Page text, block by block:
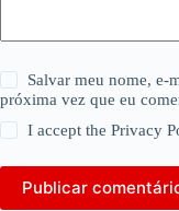
Salvar meu nome, e-
próxima vez que eu
I accept thePrivacy
Publicar